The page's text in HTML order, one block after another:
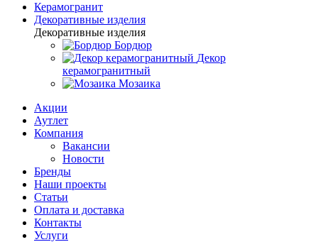
Керамогранит
Декоративные изделия
Декоративные изделия
Бордюр
Декор
керамогранитный
Мозаика
Акции
Аутлет
Компания
Вакансии
Новости
Бренды
Наши проекты
Статьи
Оплата и доставка
Контакты
Услуги